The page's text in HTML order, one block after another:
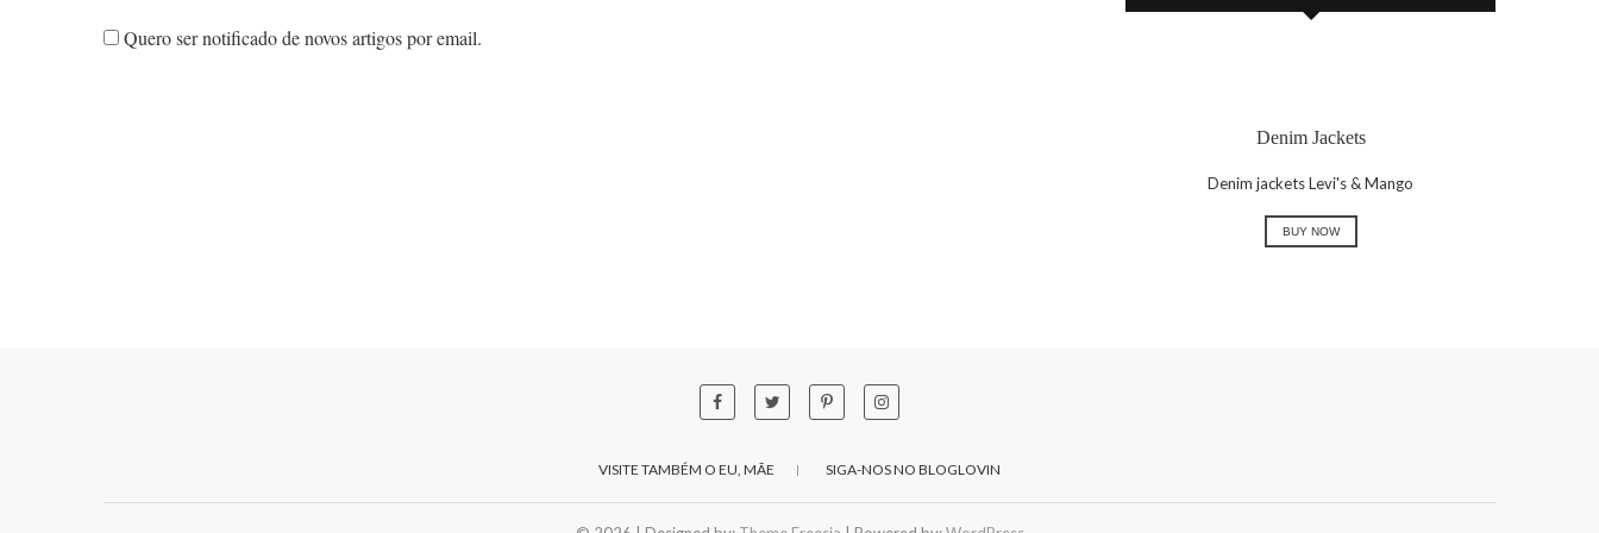
Quero ser notificado de novos artigos por email.
Denim Jackets
Denim jackets Levi's & Mango
BUY NOW
VISITE TAMBÉM O EU, MÃE SIGA-NOS NO BLOGLOVIN